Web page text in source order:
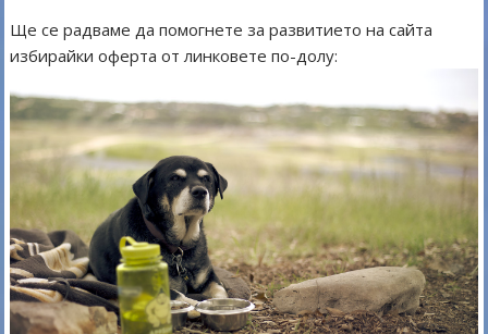
o
Ще се радваме да помогнете за развитието на сайта
избирайки оферта от линковете по-долу: